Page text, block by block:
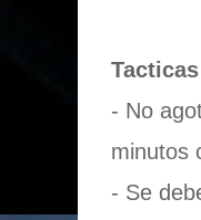
Tacticas
- No
minutos
- Se